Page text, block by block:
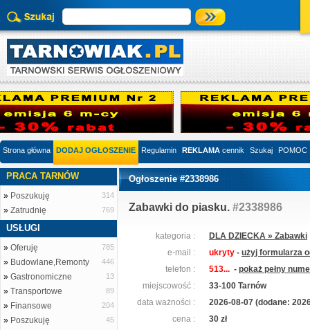
Strona główna DODAJ OGŁOSZENIE Regulamin REKLAMA cennik Szukaj POMOC
PRACA TARNÓW
» Poszukuję 314
» Zatrudnię 769
USŁUGI
» Oferuję 785
» Budowlane,Remonty 446
» Gastronomiczne 13
» Transportowe 89
» Finansowe 204
» Poszukuję 45
Ogłoszenie #2338986
Zabawki do piasku. #2338986
kategoria :
DLA DZIECKA » Zabawki
e-mail :
ukryty - użyj formularza
telefon :
513... - pokaż pełny
miejscowość :
33-100 Tarnów
data ważności :
2026-08-07 (dodane:
cena :
30 zł